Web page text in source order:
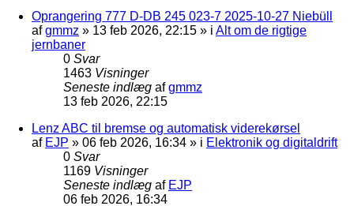
Oprangering 777 D-DB 245 023-7 2025-10-27 Niebüll
afgmmz » 13 feb 2026, 22:15 » i Alt om de rigtige
jernbaner
0 Svar
1463 Visninger
Seneste indlæg afgmmz
13 feb 2026, 22:15
Lenz ABC til bremse og automatisk viderekørsel
af EJP » 06 feb 2026, 16:34 » i Elektronik og digitaldrift
0 Svar
1169 Visninger
Seneste indlæg af EJP
06 feb 2026, 16:34